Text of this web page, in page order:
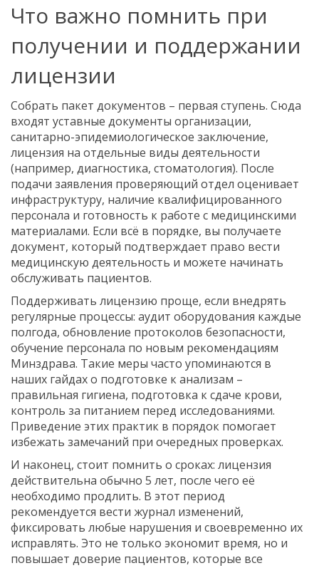
Что важно помнить при
получении и поддержании
лицензии
Собрать пакет документов – первая ступень. Сюда
входят уставные документы организации,
санитарно-эпидемиологическое заключение,
лицензия на отдельные виды деятельности
(например, диагностика, стоматология). После
подачи заявления проверяющий отдел оценивает
инфраструктуру, наличие квалифицированного
персонала и готовность к работе с медицинскими
материалами. Если всё в порядке, вы получаете
документ, который подтверждает право вести
медицинскую деятельность и можете начинать
обслуживать пациентов.
Поддерживать лицензию проще, если внедрять
регулярные процессы: аудит оборудования каждые
полгода, обновление протоколов безопасности,
обучение персонала по новым рекомендациям
Минздрава. Такие меры часто упоминаются в
наших гайдах о подготовке к анализам –
правильная гигиена, подготовка к сдаче крови,
контроль за питанием перед исследованиями.
Приведение этих практик в порядок помогает
избежать замечаний при очередных проверках.
И наконец, стоит помнить о сроках: лицензия
действительна обычно 5 лет, после чего её
необходимо продлить. В этот период
рекомендуется вести журнал изменений,
фиксировать любые нарушения и своевременно их
исправлять. Это не только экономит время, но и
повышает доверие пациентов, которые все